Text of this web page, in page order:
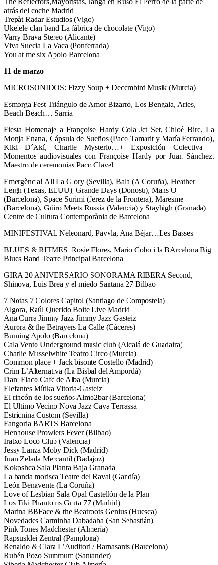
atrás del coche Madrid
Trepàt Radar Estudios (Vigo)
Ukelele clan band La fábrica de chocolate (Vigo)
Varry Brava Stereo (Alicante)
Viva Suecia La Vaca (Ponferrada)
You at me six Apolo Barcelona
11 de marzo
MICROSONIDOS: Fizzy Soup + Decembird Musik (Murcia)
Esmorga Fest Triángulo de Amor Bizarro, Los Bengala, Aries,
Beach Beach… Sarria
Fiesta Homenaje a Françoise Hardy Cola Jet Set, Chloé Bird, La
Monja Enana, Cápsula de Sueños (Paco Tamarit y María Ferrando),
Kiki D´Akí, Charlie Mysterio…+ Exposición Colectiva +
Momentos audiovisuales con Françoise Hardy por Juan Sánchez.
Maestro de ceremonias Paco Clavel
Emergència! All La Glory (Sevilla), Bala (A Coruña), Heather
Leigh (Texas, EEUU), Grande Days (Donosti), Mans O
(Barcelona), Space Surimi (Jerez de la Frontera), Maresme
(Barcelona), Güiro Meets Russia (Valencia) y Stayhigh (Granada)
Centre de Cultura Contemporània de Barcelona
MINIFESTIVAL Neleonard, Pavvla, Ana Béjar…Les Basses
BLUES & RITMES Rosie Flores, Mario Cobo i la BArcelona Big
Blues Band Teatre Principal Barcelona
GIRA 20 ANIVERSARIO SONORAMA RIBERA Second,
Shinova, Luis Brea y el miedo Santana 27 Bilbao
7 Notas 7 Colores Capitol (Santiago de Compostela)
Algora, Raúl Querido Boite Live Madrid
Ana Curra Jimmy Jazz Jimmy Jazz Gasteiz
Aurora & the Betrayers La Calle (Cáceres)
Burning Apolo (Barcelona)
Cala Vento Underground music club (Alcalá de Guadaira)
Charlie Musselwhite Teatro Circo (Murcia)
Common place + Jack bisonte Costello (Madrid)
Crim L’Alternativa (La Bisbal del Ampordá)
Dani Flaco Café de Alba (Murcia)
Elefantes Mítika Vitoria-Gasteiz
El rincón de los sueños Almo2bar (Barcelona)
El Ultimo Vecino Nova Jazz Cava Terrassa
Estricnina Custom (Sevilla)
Fangoria BARTS Barcelona
Henhouse Prowlers Fever (Bilbao)
Iratxo Loco Club (Valencia)
Jessy Lanza Moby Dick (Madrid)
Juan Zelada Mercantil (Badajoz)
Kokoshca Sala Planta Baja Granada
La banda morisca Teatre del Raval (Gandía)
León Benavente (La Coruña)
Love of Lesbian Sala Opal Castellón de la Plan
Los Tiki Phantoms Gruta 77 (Madrid)
Marina BBFace & the Beatroots Genius (Huesca)
Novedades Carminha Dabadaba (San Sebastián)
Pink Tones Madchester (Almería)
Rapsusklei Zentral (Pamplona)
Renaldo & Clara L’Auditori / Barnasants (Barcelona)
Rubén Pozo Summum (Santander)